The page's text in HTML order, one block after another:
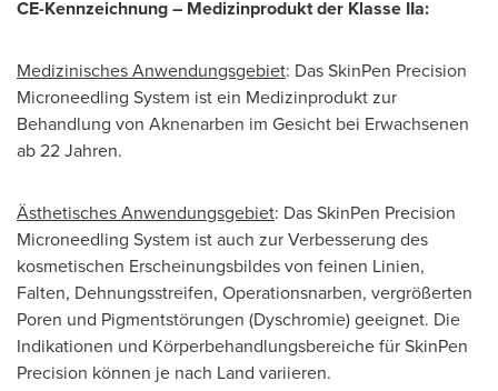
CE-Kennzeichnung – Medizinprodukt der Klasse IIa:
Medizinisches Anwendungsgebiet: Das SkinPen Precision
Microneedling System ist ein Medizinprodukt zur
Behandlung von Aknenarben im Gesicht bei Erwachsenen
ab 22 Jahren.
Ästhetisches Anwendungsgebiet: Das SkinPen Precision
Microneedling System ist auch zur Verbesserung des
kosmetischen Erscheinungsbildes von feinen Linien,
Falten, Dehnungsstreifen, Operationsnarben, vergrößerten
Poren und Pigmentstörungen (Dyschromie) geeignet. Die
Indikationen und Körperbehandlungsbereiche für SkinPen
Precision können je nach Land variieren.